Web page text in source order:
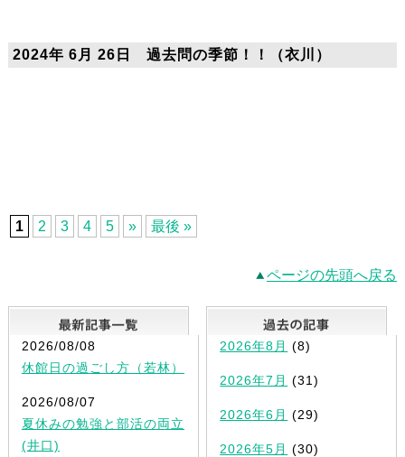
2024年 6月 26日 過去問の季節！！（衣川）
1 2 3 4 5 » 最後 »
ページの先頭へ戻る
最新記事一覧
2026/08/08
休館日の過ごし方（若林）
2026/08/07
夏休みの勉強と部活の両立
(井口)
2026年8月 (8)
2026年7月 (31)
2026年6月 (29)
2026年5月 (30)